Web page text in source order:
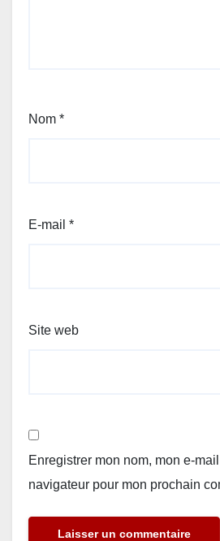
Nom *
E-mail *
Site web
Enregistrer mon nom, mon e-
navigateur pour mon prochain